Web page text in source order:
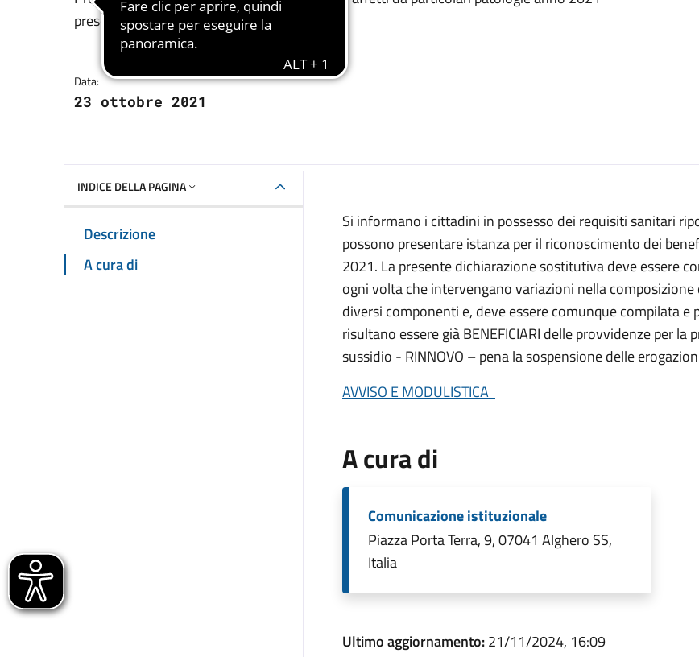
presentazione istanze e modulistica
Data:
23 ottobre 2021
INDICE DELLA PAGINA
Descrizione
A cura di
Si informano i cittadini in possesso dei requisiti sanitari
possono presentare istanza per il riconoscimento dei
2021. La presente dichiarazione sostitutiva deve essere
ogni volta che intervengano variazioni nella
diversi componenti e, deve essere comunque compilata e
risultano essere già BENEFICIARI delle provvidenze per
sussidio - RINNOVO – pena la sospensione delle
AVVISO E MODULISTICA
A cura di
Comunicazione istituzionale
Piazza Porta Terra, 9, 07041 Alghero SS,
Italia
Ultimo aggiornamento:21/11/2024, 16:09